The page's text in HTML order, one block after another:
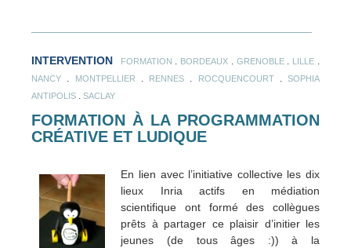
INTERVENTION FORMATION BORDEAUX GRENOBLE. LILLE
NANCY MONTPELLIER RENNES ROCQUENCOURT. SOPHIA
ANTIPOLIS
SACLAY
FORMATION À LA PROGRAMMATION
CRÉATIVE ET LUDIQUE
En lien avec l’initiative collective les dix
lieux Inria actifs en médiation
scientifique ont formé des collègues
prêts à partager ce plaisir d’initier les
jeunes (de tous âges :)) à la